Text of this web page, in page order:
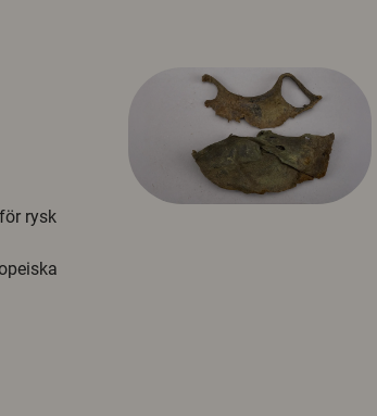
rysk